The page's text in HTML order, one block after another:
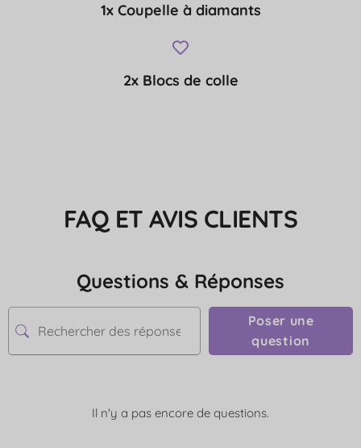
1x Coupelle à diamants
2x Blocs de colle
FAQ ET AVIS CLIENTS
Questions & Réponses
Poser une
question
Il n'y a pas encore de questions.